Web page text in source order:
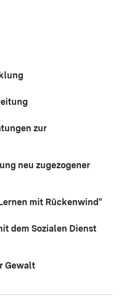
zur
neu zugezogener
mit Rückenwind"
dem Sozialen Dienst
Gewalt